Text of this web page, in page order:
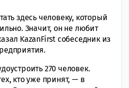
здесь человеку, который
Значит, он не любит
KazanFirst собеседник из
270 человек.
кто уже принят, — в